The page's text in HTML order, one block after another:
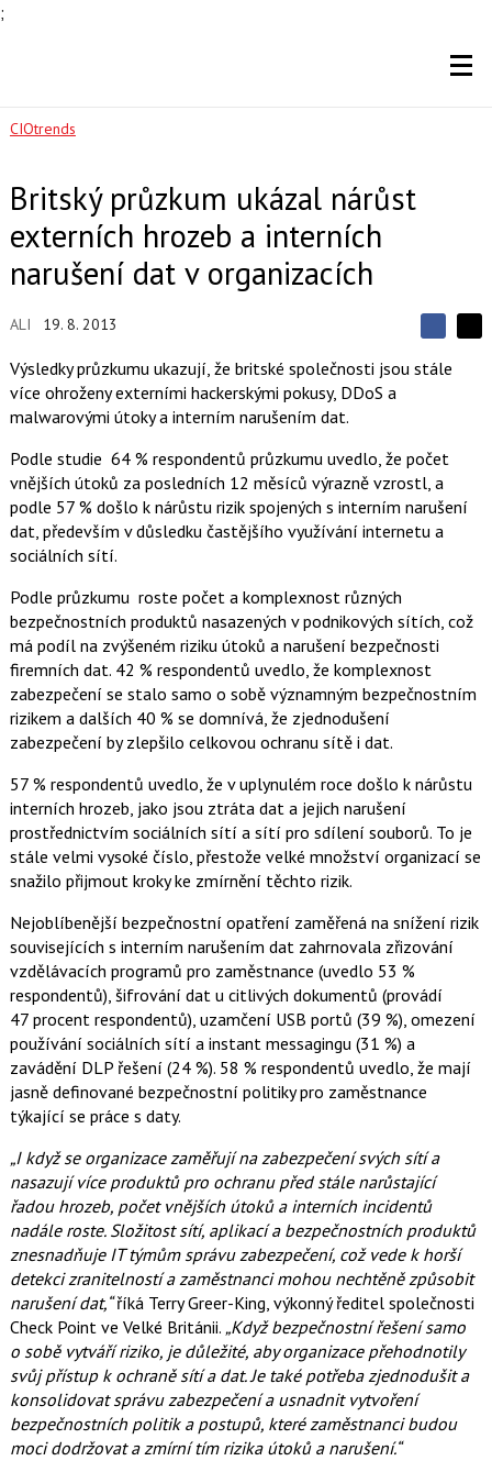
;
CIOtrends
Britský průzkum ukázal nárůst
externích hrozeb a interních
narušení dat v organizacích
ALI 19. 8. 2013
S
d
e
t
S
í
e
a
F
c
k
u
Výsledky průzkumu ukazují, že britské společnosti jsou stále
více ohroženy externími hackerskými pokusy, DDoS a
malwarovými útoky a interním narušením dat.
Podle studie 64 % respondentů průzkumu uvedlo, že počet
vnějších útoků za posledních 12 měsíců výrazně vzrostl, a
podle 57 % došlo k nárůstu rizik spojených s interním narušení
dat, především v důsledku častějšího využívání internetu a
sociálních sítí.
Podle průzkumu roste počet a komplexnost různých
bezpečnostních produktů nasazených v podnikových sítích, což
má podíl na zvýšeném riziku útoků a narušení bezpečnosti
firemních dat. 42 % respondentů uvedlo, že komplexnost
zabezpečení se stalo samo o sobě významným bezpečnostním
rizikem a dalších 40 % se domnívá, že zjednodušení
zabezpečení by zlepšilo celkovou ochranu sítě i dat.
57 % respondentů uvedlo, že v uplynulém roce došlo k nárůstu
interních hrozeb, jako jsou ztráta dat a jejich narušení
prostřednictvím sociálních sítí a sítí pro sdílení souborů. To je
stále velmi vysoké číslo, přestože velké množství organizací se
snažilo přijmout kroky ke zmírnění těchto rizik.
Nejoblíbenější bezpečnostní opatření zaměřená na snížení rizik
souvisejících s interním narušením dat zahrnovala zřizování
vzdělávacích programů pro zaměstnance (uvedlo 53 %
respondentů), šifrování dat u citlivých dokumentů (provádí
47 procent respondentů), uzamčení USB portů (39 %), omezení
používání sociálních sítí a instant messagingu (31 %) a
zavádění DLP řešení (24 %). 58 % respondentů uvedlo, že mají
jasně definované bezpečnostní politiky pro zaměstnance
týkající se práce s daty.
„I když se organizace zaměřují na zabezpečení svých sítí a
nasazují více produktů pro ochranu před stále narůstající
řadou hrozeb, počet vnějších útoků a interních incidentů
nadále roste. Složitost sítí, aplikací a bezpečnostních produktů
znesnadňuje IT týmům správu zabezpečení, což vede k horší
detekci zranitelností a zaměstnanci mohou nechtěně způsobit
narušení dat,“říká Terry Greer-King, výkonný ředitel společnosti
Check Point ve Velké Británii. „Když bezpečnostní řešení samo
o sobě vytváří riziko, je důležité, aby organizace přehodnotily
svůj přístup k ochraně sítí a dat. Je také potřeba zjednodušit a
konsolidovat správu zabezpečení a usnadnit vytvoření
bezpečnostních politik a postupů, které zaměstnanci budou
moci dodržovat a zmírní tím rizika útoků a narušení.“